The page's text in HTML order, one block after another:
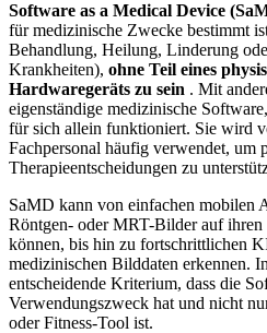
Software as a Medical Device
für medizinische Zwecke bestimmt
Behandlung, Heilung, Linderung
Krankheiten), ohne Teil eines
Hardwaregeräts zu sein . Mit
eigenständige medizinische
für sich allein funktioniert. Sie wird
Fachpersonal häufig verwendet, um
Therapieentscheidungen zu
SaMD kann von einfachen mobilen
Röntgen- oder MRT-Bilder auf ihren
können, bis hin zu fortschrittlichen
medizinischen Bilddaten erkennen.
entscheidende Kriterium, dass die
Verwendungszweck hat und nicht
oder Fitness-Tool ist.